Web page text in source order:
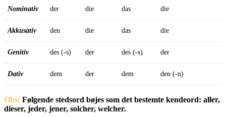
Nominativ der die das die
Akkusativ den die das die
Genitiv des (-s) der des (-s) der
Dativ dem der dem den (-n)
Obs: Følgende stedsord bøjes som det bestemte kendeord: aller,
dieser, jeder, jener, solcher, welcher.